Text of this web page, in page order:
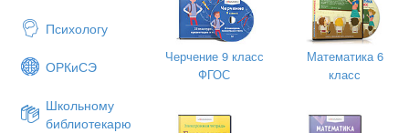
Психологу
ОРКиСЭ
Школьному
библиотекарю
Черчение 9 класс
ФГОС
Математика 6
класс